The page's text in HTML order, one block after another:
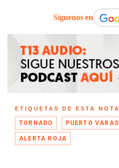
Síguenos en
ETIQUETAS DE ESTA NOTA
TORNADO PUERTO VARAS
ALERTA ROJA